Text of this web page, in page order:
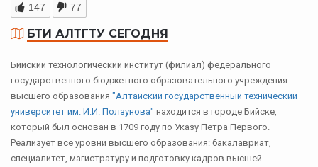
147 77
БТИ АЛТГТУ СЕГОДНЯ
Бийский технологический институт (филиал) федерального
государственного бюджетного образовательного учреждения
высшего образования "Алтайский государственный технический
университет им. И.И. Ползунова" находится в городе Бийске,
который был основан в 1709 году по Указу Петра Первого.
Реализует все уровни высшего образования: бакалавриат,
специалитет, магистратуру и подготовку кадров высшей